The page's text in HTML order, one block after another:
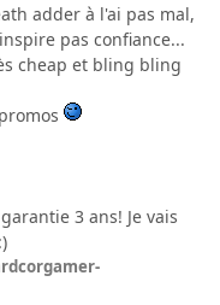
adder à l'ai pas mal,
pas confiance...
cheap et bling bling
3 ans! Je vais